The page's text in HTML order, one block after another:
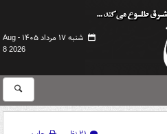
شنبه ۱۷ مرداد ۱۴۰۵ -
Aug
8 2026